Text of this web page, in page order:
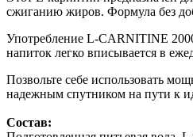
сжиганию жиров. Формула без
Употребление L-CARNITINE
напиток легко вписывается в
Позвольте себе использовать
надежным спутником на пути к
Состав: